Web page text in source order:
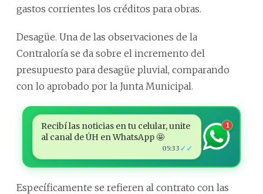
gastos corrientes los créditos para obras.
Desagüe. Una de las observaciones de la
Contraloría se da sobre el incremento del
presupuesto para desagüe pluvial, comparando
con lo aprobado por la Junta Municipal.
Recibí las noticias en tu celular, unite
al canal de ÚH en WhatsApp 🤩
05:33 ✓✓
1
Específicamente se refieren al contrato con las